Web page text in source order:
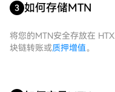
3 如何存储MTN
将您的MTN安全存放在
块链转账或质押增值。